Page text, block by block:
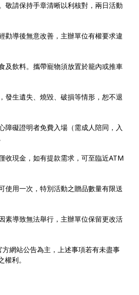
敬請保持手章清晰以利核對，兩日活動
勸導後無意改善，主辦單位有權要求違
及飲料。攜帶寵物須放置於籠內或推車
發生遺失、燒毀、破損等情形，恕不退
障礙證明者免費入場（需成人陪同，入
收現金，如有提款需求，可至臨近ATM
使用一次，特別活動之贈品數量有限送
素導致無法舉行，主辦單位保留更改活
網站公告為主，上述事項若有未盡事
利。